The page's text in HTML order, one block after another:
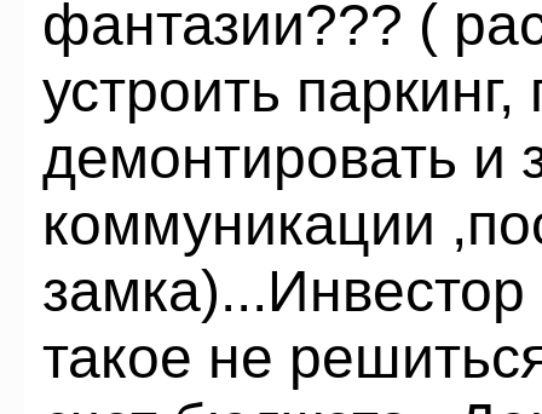
фантазии??? (
устроить
демонтировать и
коммуникации
такое не